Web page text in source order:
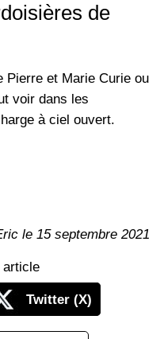
de
Pierre et Marie Curie ou
voir dans les
à ciel ouvert.
le 15 septembre 2021
article
Twitter (X)